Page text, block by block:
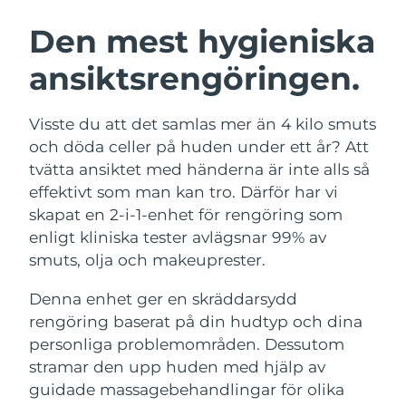
Den mest hygieniska
ansiktsrengöringen.
Visste du att det samlas mer än 4 kilo smuts
och döda celler på huden under ett år? Att
tvätta ansiktet med händerna är inte alls så
effektivt som man kan tro. Därför har vi
skapat en 2-i-1-enhet för rengöring som
enligt kliniska tester avlägsnar 99% av
smuts, olja och makeuprester.
Denna enhet ger en skräddarsydd
rengöring baserat på din hudtyp och dina
personliga problemområden. Dessutom
stramar den upp huden med hjälp av
guidade massagebehandlingar för olika
LUNA™ 4-paket
Anti-aging massage
LUNA™ 4 Plus
Massage, LED heating
LUNA™ 4 Men
For men, anti-aging massage
BEAR™ 2-paket
Microcurrent toning
BEAR™ 2 go
Microcurrent toning on-the-go
BEAR™ 2 eyes & lips
Microcurrent line smoothing device
Återfuktning
UFO™ 3-paket
Deep facial hydration
UFO™ 3 LED
Near-infrared and red light therapy
device
Munvård
issa™ 4
Hybrid silicone sonic toothbrush
issa™ 4 plus
Smart hybrid silicone sonic toothbrush
FAQ™ ANTI-AGING-BEHANDLING
Anti-aging LED-behandlingar
NEW
Österrike Förväntad leverans8/9/26
Bahrain Förväntad leverans8/10/26
Belgien
Bermuda Förväntad leverans 8/15/26
Bosnien och
Hercegovina
Förväntad leverans 8/12/26
Brunei Förväntad leverans
Bulgarien Förväntad leverans
Kanada Förväntad leverans8/13/26
Chile Förväntad leverans8/13/26